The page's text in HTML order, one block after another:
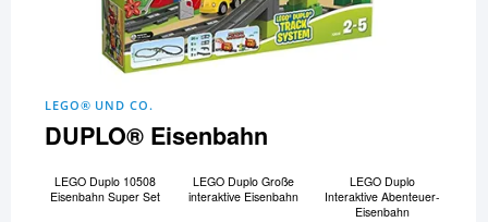
LEGO® UND CO.
DUPLO® Eisenbahn
LEGO Duplo 10508
Eisenbahn Super Set
LEGO Duplo Große
interaktive Eisenbahn
LEGO Duplo
Interaktive Abenteuer-
Eisenbahn